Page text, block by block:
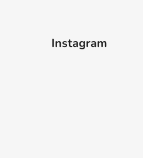
Instagram